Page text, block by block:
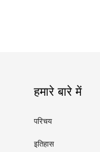
हमारे बारे में
परिचय
इतिहास